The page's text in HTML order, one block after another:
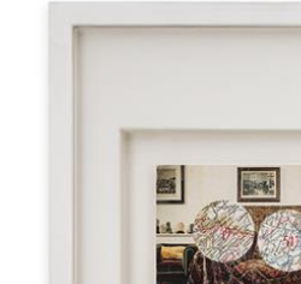
Die dritte Arbeit
persönlichem
sind unregelmäßige
inselartige Formen, und
vertraute Friedenssymbol
Das Werk ist im Mai